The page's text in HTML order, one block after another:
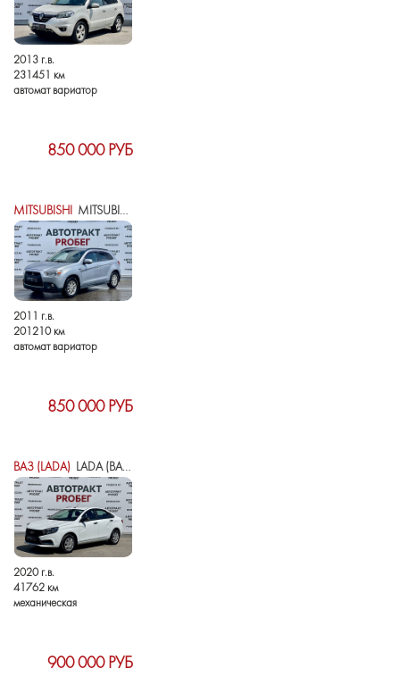
2013 г.в.
231451 км
автомат вариатор
850 000 РУБ
MITSUBISHI MITSUBISHI ASX I
2011 г.в.
201210 км
автомат вариатор
850 000 РУБ
ВАЗ (LADA) LADA (ВАЗ) VESTA I
2020 г.в.
41762 км
механическая
900 000 РУБ